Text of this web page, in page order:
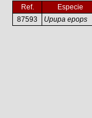
Ref. Especie
87593
Upupa epops